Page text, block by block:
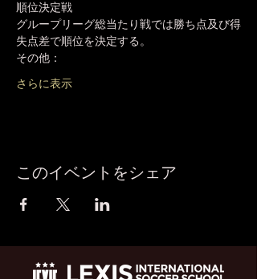
順位決定戦
グループリーグ総当たり戦では勝ち点及び得
失点差で順位を決定する。
その他：
さらに表示
このイベントをシェア